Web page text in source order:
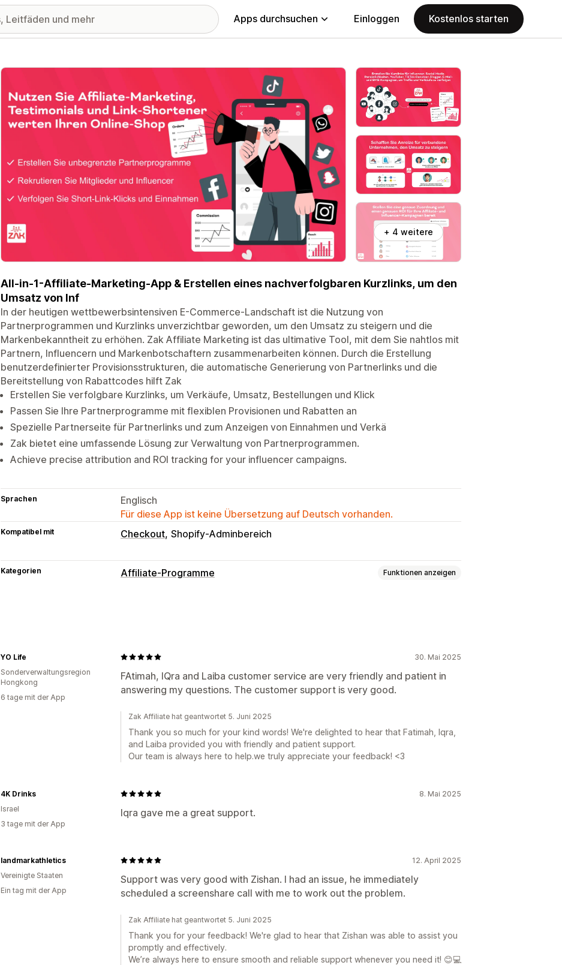
Apps durchsuchen Einloggen Kostenlos starten
Vorgestellte Bildergalerie
+ 4 weitere
All-in-1-Affiliate-Marketing-App & Erstellen eines nachverfolgbaren Kurzlinks, um den
Umsatz von Inf
In der heutigen wettbewerbsintensiven E-Commerce-Landschaft ist die Nutzung von
Partnerprogrammen und Kurzlinks unverzichtbar geworden, um den Umsatz zu steigern und die
Markenbekanntheit zu erhöhen. Zak Affiliate Marketing ist das ultimative Tool, mit dem Sie nahtlos mit
Partnern, Influencern und Markenbotschaftern zusammenarbeiten können. Durch die Erstellung
benutzerdefinierter Provisionsstrukturen, die automatische Generierung von Partnerlinks und die
Bereitstellung von Rabattcodes hilft Zak
Erstellen Sie verfolgbare Kurzlinks, um Verkäufe, Umsatz, Bestellungen und Klick
Passen Sie Ihre Partnerprogramme mit flexiblen Provisionen und Rabatten an
Spezielle Partnerseite für Partnerlinks und zum Anzeigen von Einnahmen und Verkä
Zak bietet eine umfassende Lösung zur Verwaltung von Partnerprogrammen.
Achieve precise attribution and ROI tracking for your influencer campaigns.
Sprachen
Englisch
Für diese App ist keine Übersetzung auf Deutsch vorhanden.
Kompatibel mit Checkout Shopify-Adminbereich
Kategorien Affiliate-Programme Funktionen anzeigen
Empfehlungsmanagement
Affiliate-Links Analysen Automatisches Tracking
Massengenerierung von Links Kollektionslinks Rabatte
Affiliate-Erfahrung
Benutzerdefinierte Dashboards Seitenerstellung
Benutzerdefinierte Registrierung Markenspezifisches Portal
Benutzerdefinierte Formulare
Zahlungen
30. Mai 2025
FAtimah, IQra and Laiba customer service are very friendly and patient in
answering my questions. The customer support is very good.
YO Life
Sonderverwaltungsregion
Hongkong
6 tage mit der App
Zak Affiliate hat geantwortet 5. Juni 2025
Thank you so much for your kind words! We're delighted to hear that Fatimah, Iqra,
and Laiba provided you with friendly and patient support.
Our team is always here to help.we truly appreciate your feedback! <3
8. Mai 2025
Iqra gave me a great support.
4K Drinks
Israel
3 tage mit der App
12. April 2025
Support was very good with Zishan. I had an issue, he immediately
scheduled a screenshare call with me to work out the problem.
landmarkathletics
Vereinigte Staaten
Ein tag mit der App
Zak Affiliate hat geantwortet 5. Juni 2025
Thank you for your feedback! We're glad to hear that Zishan was able to assist you
promptly and effectively.
We’re always here to ensure smooth and reliable support whenever you need it! 😊💻